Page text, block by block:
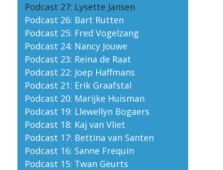
Podcast 27: Lysette Jansen
Podcast 26: Bart Rutten
Podcast 25: Fred Vogelzang
Podcast 24: Nancy Jouwe
Podcast 23: Reina de Raat
Podcast 22: Joep Haffmans
Podcast 21: Erik Graafstal
Podcast 20: Marijke Huisman
Podcast 19: Llewellyn Bogaers
Podcast 18: Kaj van Vliet
Podcast 17: Bettina van Santen
Podcast 16: Sanne Frequin
Podcast 15: Twan Geurts